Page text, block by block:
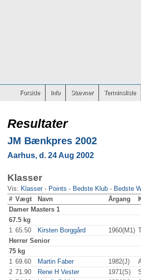
Forside Info Stævner Terminsliste
Resultater
JM Bænkpres 2002
Aarhus, d. 24 Aug 2002
Klasser
Vis: Klasser- Points - Bedste Klub - Bedste
# Vægt Navn Årgang
Damer Masters 1
67.5 kg
1 65.50 Kirsten Borggård 1960(M1)
Herrer Senior
75 kg
1 69.60 Martin Faber 1982(J)
2 71.90 Rene H Vester 1971(S)